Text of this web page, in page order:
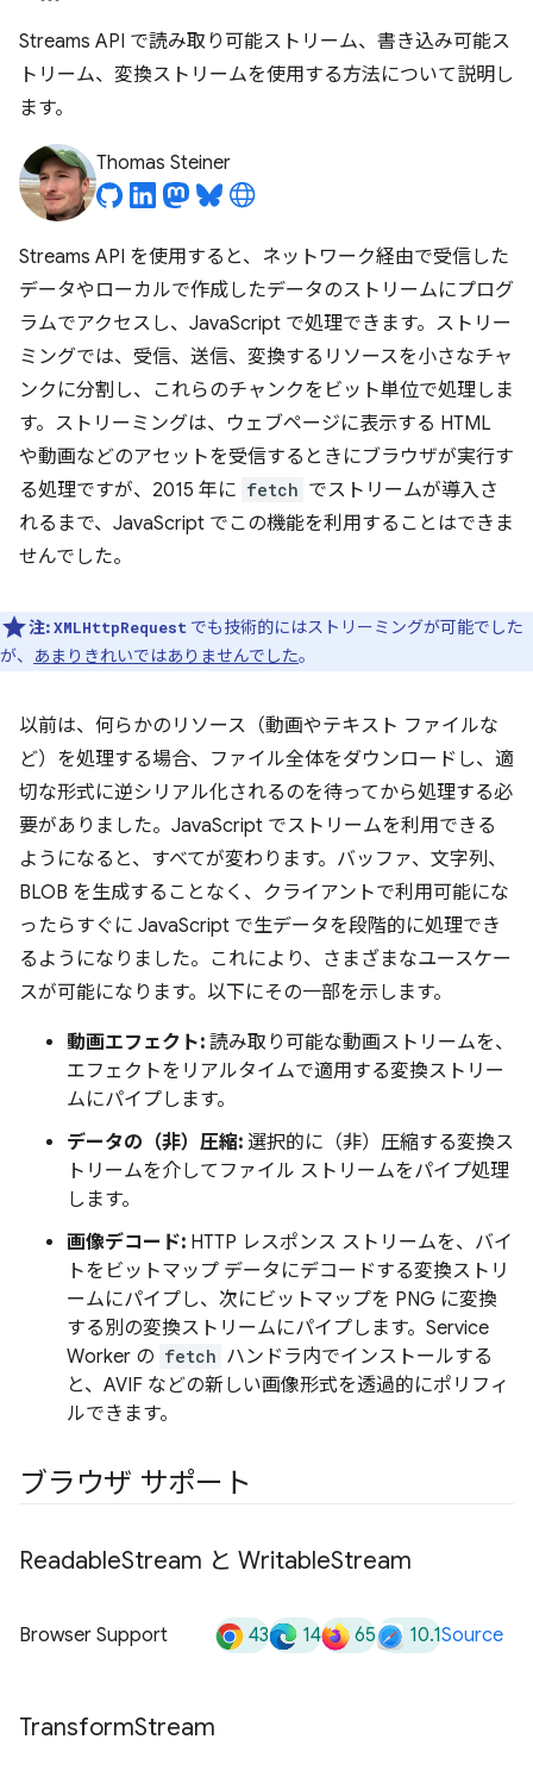
Streams API で読み取り可能ストリーム、書き込み可能ス
トリーム、変換ストリームを使用する方法について説明し
ます。
Thomas Steiner
Streams API を使用すると、ネットワーク経由で受信した
データやローカルで作成したデータのストリームにプログ
ラムでアクセスし、JavaScript で処理できます。ストリー
ミングでは、受信、送信、変換するリソースを小さなチャ
ンクに分割し、これらのチャンクをビット単位で処理しま
す。ストリーミングは、ウェブページに表示する HTML
や動画などのアセットを受信するときにブラウザが実行す
る処理ですが、2015 年に fetch でストリームが導入さ
れるまで、JavaScript でこの機能を利用することはできま
せんでした。
注:XMLHttpRequest でも技術的にはストリーミングが可能でした
が、
あまりきれいではありませんでした。
以前は、何らかのリソース（動画やテキスト ファイルな
ど）を処理する場合、ファイル全体をダウンロードし、適
切な形式に逆シリアル化されるのを待ってから処理する必
要がありました。JavaScript でストリームを利用できる
ようになると、すべてが変わります。バッファ、文字列、
BLOB を生成することなく、クライアントで利用可能にな
ったらすぐに JavaScript で生データを段階的に処理でき
るようになりました。これにより、さまざまなユースケー
スが可能になります。以下にその一部を示します。
動画エフェクト: 読み取り可能な動画ストリームを、
エフェクトをリアルタイムで適用する変換ストリー
ムにパイプします。
データの（非）圧縮: 選択的に（非）圧縮する変換ス
トリームを介してファイル ストリームをパイプ処理
します。
画像デコード: HTTP レスポンス ストリームを、バイ
トをビットマップ データにデコードする変換ストリ
ームにパイプし、次にビットマップを PNG に変換
する別の変換ストリームにパイプします。Service
Worker の fetch ハンドラ内でインストールする
と、AVIF などの新しい画像形式を透過的にポリフィ
ルできます。
ブラウザ サポート
ReadableStream と WritableStream
Browser Support 43 14 65 10.1Source
TransformStream